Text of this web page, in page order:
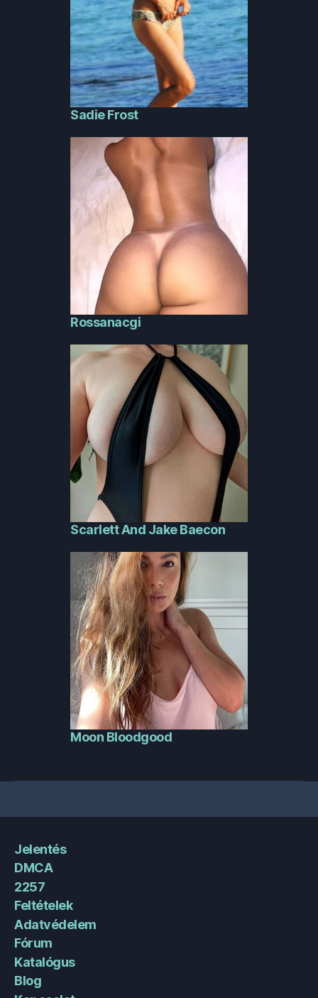
Sadie Frost
Rossanacgi
Scarlett And Jake Baecon
Moon Bloodgood
Jelentés
DMCA
2257
Feltételek
Adatvédelem
Fórum
Katalógus
Blog